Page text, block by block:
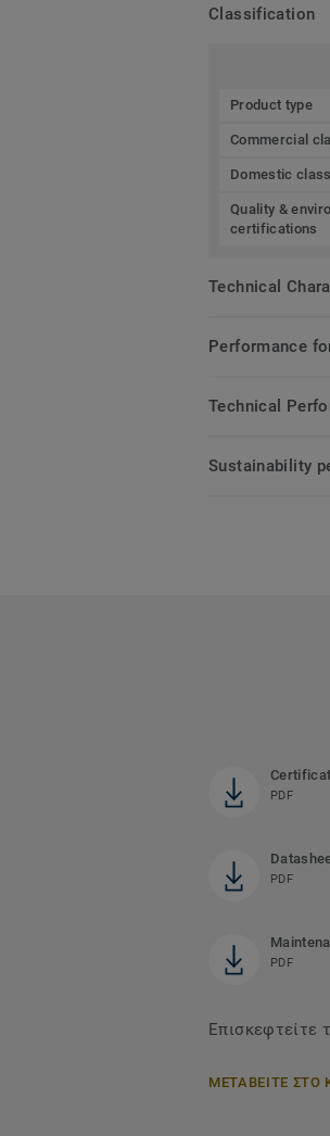
Classification
Product type
Commercial
Domestic
Quality &
certifications
Technical
Performance
Technical
Sustainability
PDF
PDF
PDF
Επισκεφτείτε
ΜΕΤΑΒΕΙΤΕ ΣΤΟ